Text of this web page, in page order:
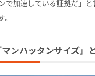
で加速している証拠だ」と
ンハッタンサイズ」